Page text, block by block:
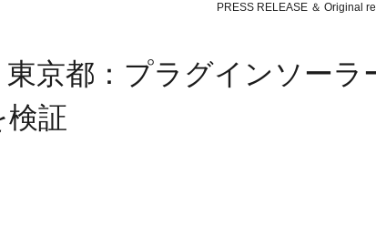
PRESS RELEASE ＆ Original
東京都：プラグインソー
検証